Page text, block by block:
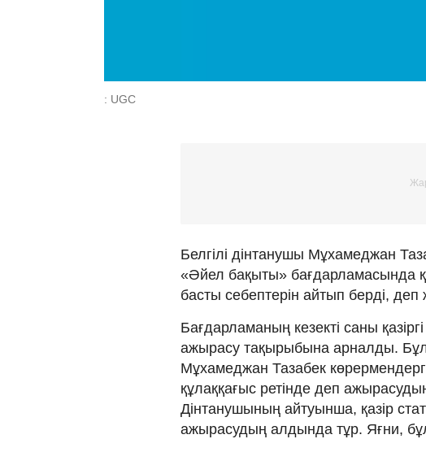
: UGC
Белгілі дінтанушы Мұхамеджан
«Әйел бақыты» бағдарламасында
басты себептерін айтып берді,
Бағдарламаның кезекті саны
ажырасу тақырыбына арналды. Бұл
Мұхамеджан Тазабек
құлаққағыс ретінде деп
Дінтанушының айтуынша, қазір
ажырасудың алдында тұр. Яғни,